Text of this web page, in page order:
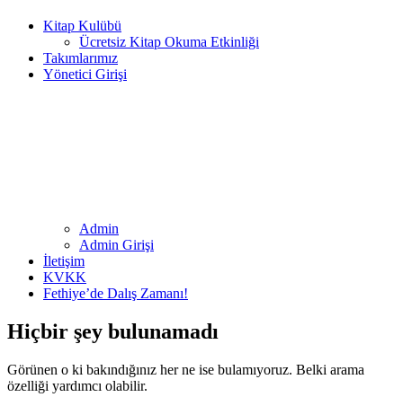
Kitap Kulübü
Ücretsiz Kitap Okuma Etkinliği
Takımlarımız
Yönetici Girişi
Admin
Admin Girişi
İletişim
KVKK
Fethiye’de Dalış Zamanı!
Hiçbir şey bulunamadı
Görünen o ki bakındığınız her ne ise bulamıyoruz. Belki arama
özelliği yardımcı olabilir.